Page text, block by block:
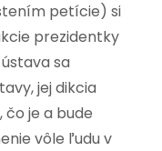
petície) si
prezidentky
sa
jej dikcia
je a bude
vôle ľudu v